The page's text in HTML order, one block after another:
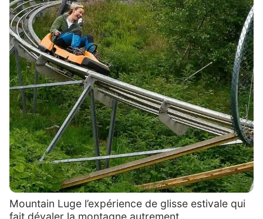
Mountain Luge l’expérience de glisse estivale qui